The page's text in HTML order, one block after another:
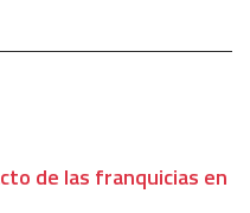
de las franquicias en